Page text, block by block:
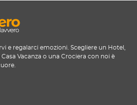
e regalarci emozioni. Scegliere un Hotel,
Vacanza o una Crociera con noi è